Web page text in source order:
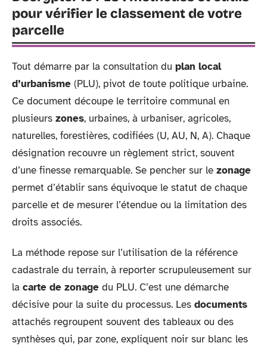
pour vérifier le classement de votre
parcelle
Tout démarre par la consultation du plan local
d’urbanisme (PLU), pivot de toute politique urbaine.
Ce document découpe le territoire communal en
plusieurs zones, urbaines, à urbaniser, agricoles,
naturelles, forestières, codifiées (U, AU, N, A). Chaque
désignation recouvre un règlement strict, souvent
d’une finesse remarquable. Se pencher sur le zonage
permet d’établir sans équivoque le statut de chaque
parcelle et de mesurer l’étendue ou la limitation des
droits associés.
La méthode repose sur l’utilisation de la référence
cadastrale du terrain, à reporter scrupuleusement sur
la carte de zonage du PLU. C’est une démarche
décisive pour la suite du processus. Les documents
attachés regroupent souvent des tableaux ou des
synthèses qui, par zone, expliquent noir sur blanc les